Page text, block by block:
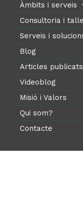
Àmbits i serveis
Consultoria i
Serveis i
Blog
Articles
Videoblog
Misió i Valors
Qui som?
Contacte